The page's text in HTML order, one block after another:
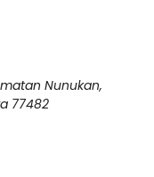
Nunukan,
77482